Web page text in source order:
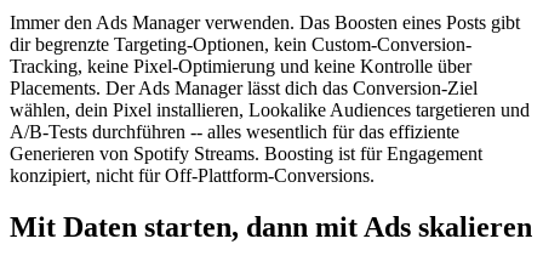
Immer den Ads Manager verwenden. Das Boosten eines Posts gibt
dir begrenzte Targeting-Optionen, kein Custom-Conversion-
Tracking, keine Pixel-Optimierung und keine Kontrolle über
Placements. Der Ads Manager lässt dich das Conversion-Ziel
wählen, dein Pixel installieren, Lookalike Audiences targetieren und
A/B-Tests durchführen -- alles wesentlich für das effiziente
Generieren von Spotify Streams. Boosting ist für Engagement
konzipiert, nicht für Off-Plattform-Conversions.
Mit Daten starten, dann mit Ads skalieren